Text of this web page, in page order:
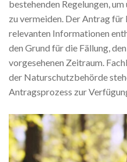
bestehenden Regelungen,
zu vermeiden. Der Antrag
relevanten Informationen
den Grund für die Fällung,
vorgesehenen Zeitraum.
der Naturschutzbehörde
Antragsprozess zur